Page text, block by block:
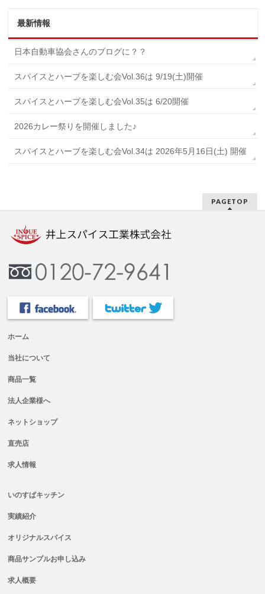
最新情報
日本自動車協会さんのブログに？？
スパイスとハーブを楽しむ会Vol.36は 9/19(土)開催
スパイスとハーブを楽しむ会Vol.35は 6/20開催
2026カレー祭りを開催しました♪
スパイスとハーブを楽しむ会Vol.34は 2026年5月16日(土) 開催
PAGETOP
ホーム
当社について
商品一覧
法人企業様へ
ネットショップ
直売店
求人情報
いのすぱキッチン
実績紹介
オリジナルスパイス
商品サンプルお申し込み
求人概要